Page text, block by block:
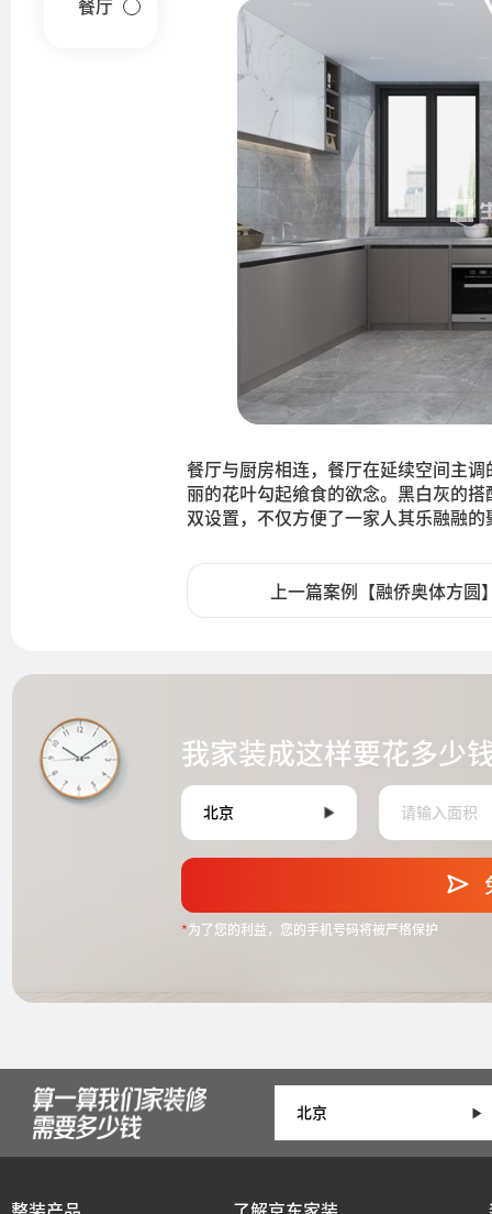
餐厅与厨房相连，餐厅在延续空间主
丽的花叶勾起飨食的欲念。黑白灰的
双设置，不仅方便了一家人其乐融融
上一篇案例【融侨奥体方圆
我家装成这样要花多少
*为了您的利益，您的手机号码将被严格保护
餐厅